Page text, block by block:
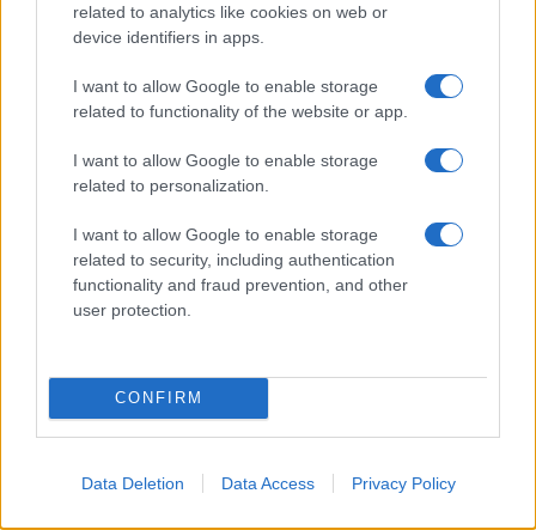
related to analytics like cookies on web or
device identifiers in apps.
I want to allow Google to enable storage
related to functionality of the website or app.
I want to allow Google to enable storage
related to personalization.
I want to allow Google to enable storage
related to security, including authentication
functionality and fraud prevention, and other
user protection.
CONFIRM
Data Deletion Data Access Privacy Policy
Την Κυριακή 16
παράδοσης του
Γηροκομείου
Τσοτυλίου
7 Αυγούστου 2026, 7:31 μμ
κινητοποίηση της
Πυροσβεστικής
Υπηρεσίας